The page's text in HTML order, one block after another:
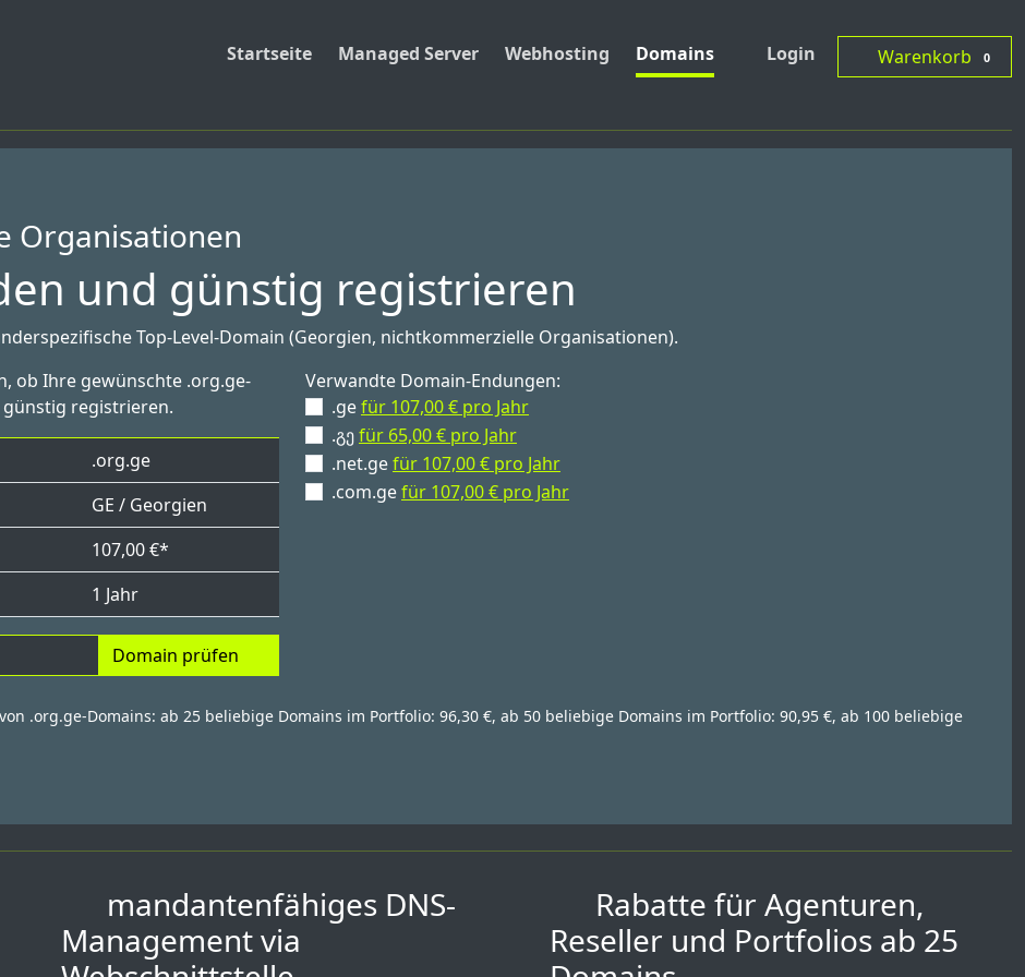
Startseite Managed Server Webhosting Domains Login Warenkorb 0
Organisationen
und günstig registrieren
Top-Level-Domain (Georgien, nichtkommerzielle Organisationen).
ob Ihre gewünschte .org.ge-
registrieren.
.org.ge
GE / Georgien
107,00 €*
1 Jahr
Domain prüfen
Verwandte Domain-Endungen:
.gefür 107,00 € pro Jahr
.გეfür 65,00 € pro Jahr
.net.gefür 107,00 € pro Jahr
.com.gefür 107,00 € pro Jahr
.org.ge-Domains: ab 25 beliebige Domains im Portfolio: 96,30 €, ab 50 beliebige Domains im Portfolio: 90,95 €, ab 100 beliebige
mandantenfähiges DNS-
Management via
Rabatte für Agenturen,
Reseller und Portfolios ab 25